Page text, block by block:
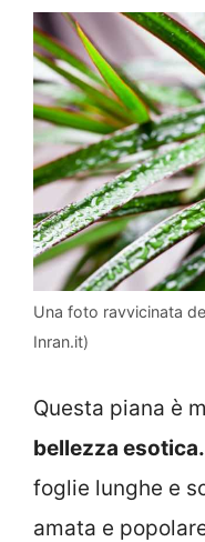
Una foto ravvicinata
Inran.it)
Questa piana è
bellezza esotica.
foglie lunghe e
amata e